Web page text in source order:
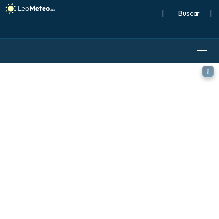
| |
ICON modelo - Caribe,